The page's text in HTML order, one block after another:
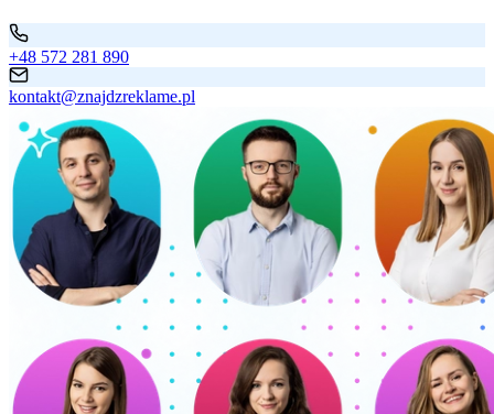
+48 572 281 890
kontakt@znajdzreklame.pl